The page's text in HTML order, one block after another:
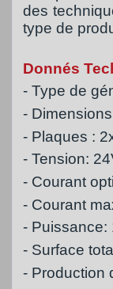
des
type de
Donnés
- Type de
-
- Plaques :
- Tension:
- Courant
- Courant
- Puissance:
- Surface
- Production